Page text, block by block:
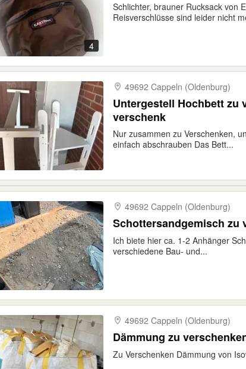
4
Schlichter, brauner Rucksack von
Reisverschlüsse sind leider nicht
49692 Cappeln (Oldenburg)
Untergestell Hochbett zu
verschenk
Nur zusammen zu Verschenken,
einfach abschrauben Das Bett...
49692 Cappeln (Oldenburg)
Schottersandgemisch zu
Ich biete hier ca. 1-2 Anhänger
verschiedene Bau- und...
49692 Cappeln (Oldenburg)
Dämmung zu
Zu Verschenken Dämmung von